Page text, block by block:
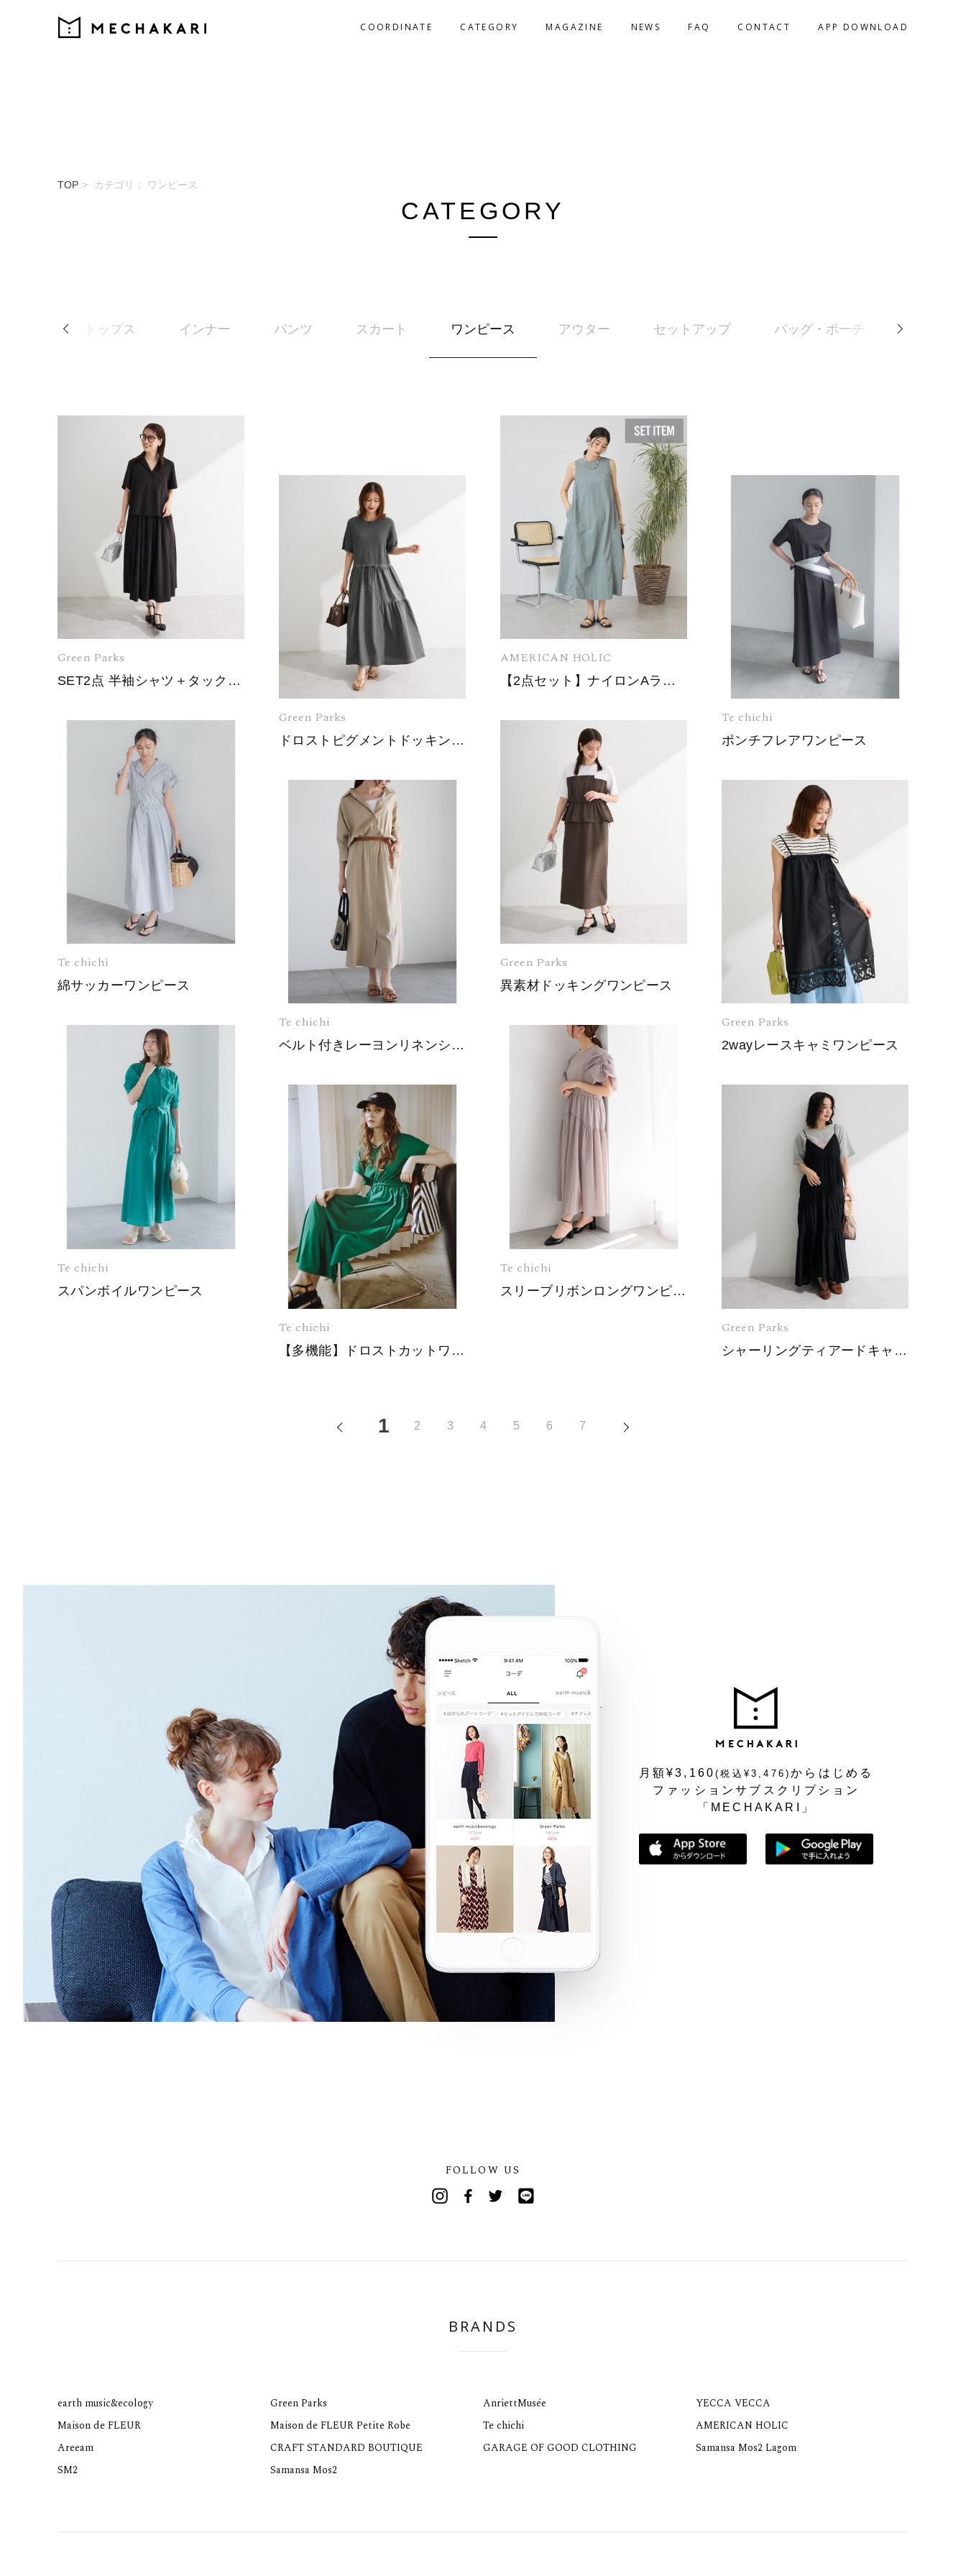
COORDINATE CATEGORY MAGAZINE NEWS FAQ CONTACT APP DOWNLOAD
TOP カテゴリ： ワンピース
CATEGORY
Previous
トップス インナー パンツ スカート ワンピース アウター セットアップ バッグ・ポーチ
Green Parks
SET2点 半袖シャツ＋タックギャザースカート
Green Parks
ドロストピグメントドッキングワンピース
AMERICAN HOLIC
【2点セット】ナイロンAラインワンピース+キャミソール
Te chichi
ポンチフレアワンピース
Te chichi
綿サッカーワンピース
Te chichi
ベルト付きレーヨンリネンシャツワンピース
Green Parks
異素材ドッキングワンピース
Green Parks
2wayレースキャミワンピース
Te chichi
スパンボイルワンピース
Te chichi
【多機能】ドロストカットワンピース
Te chichi
スリーブリボンロングワンピース
Green Parks
シャーリングティアードキャミワンピース
PREV1 2 3 4 5 6 7
月額¥3,160(税込¥3,476)からはじめる
ファッションサブスクリプション
「MECHAKARI」
App Storeからダウンロード
FOLLOW US
Twitter
BRANDS
earth music&ecology Green Parks AnriettMusée
YECCA VECCA
Maison de FLEUR
Maison de FLEUR Petite Robe Te chichi
AMERICAN HOLIC
Areeam
CRAFT STANDARD BOUTIQUE GARAGE OF GOOD CLOTHING
Samansa Mos2 Lagom
SM2
Samansa Mos2